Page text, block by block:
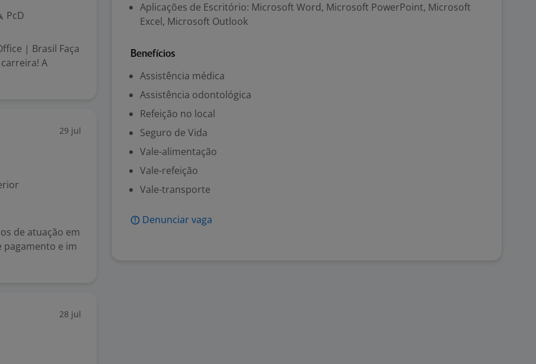
PcD
| Brasil Faça
A
29 jul
de atuação em
pagamento e im
28 jul
Aplicações de Escritório: Microsoft Word, Microsoft PowerPoint, Microsoft
Excel, Microsoft Outlook
Benefícios
Assistência médica
Assistência odontológica
Refeição no local
Seguro de Vida
Vale-alimentação
Vale-refeição
Vale-transporte
Denunciar vaga